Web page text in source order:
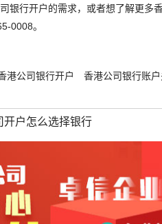
银行开户的需求，或者想了解更多
0008。
港公司银行开户 香港公司银行账
开户怎么选择银行